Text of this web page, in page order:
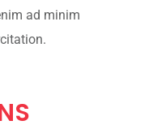
ad minim